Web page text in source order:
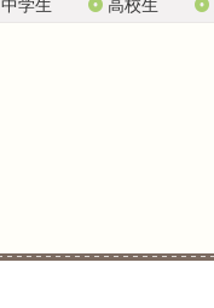
中学生 高校生